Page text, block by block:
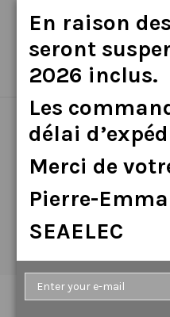
En raison des
seront
2026 inclus.
Les
délai d’
Merci de
Pierre-
SEAELEC